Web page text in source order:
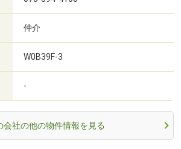
仲介
W0B39F-3
-
会社の他の物件情報を見る